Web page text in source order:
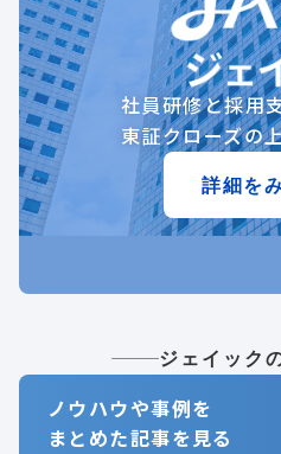
社員研修と採用
東証クローズの
詳細を
ジェイック
ノウハウや事例を
まとめた記事を見る